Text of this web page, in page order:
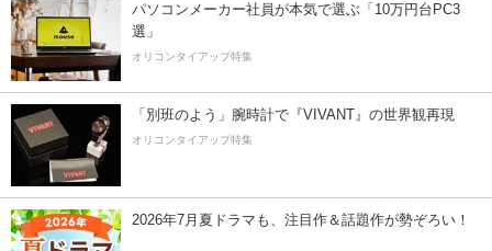
パソコンメーカー社員が本気で選ぶ「10万円台PC3
選」
オリコンタイアップ特集
「別班のよう」腕時計で『VIVANT』の世界観再現
オリコンタイアップ特集
2026年7月夏ドラマも、注目作＆話題作が勢ぞろい！